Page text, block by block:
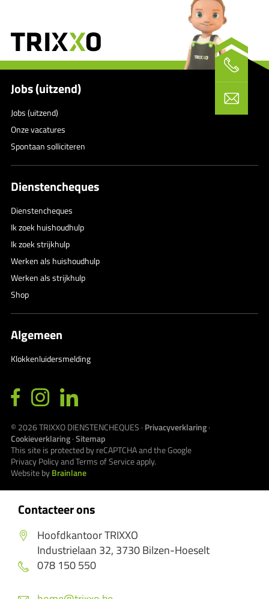
Contacteer ons
Hoofdkantoor TRIXXO
Industrielaan 32, 3730 Bilzen-Hoeselt
078 150 550
Jobs (uitzend)
Jobs (uitzend)
Onze vacatures
Spontaan solliciteren
Dienstencheques
Dienstencheques
Ik zoek huishoudhulp
Ik zoek strijkhulp
Werken als huishoudhulp
Werken als strijkhulp
Shop
Algemeen
Klokkenluidersmelding
© 2026TRIXXO DIENSTENCHEQUES · Privacyverklaring·
Cookieverklaring·Sitemap
This site is protected by reCAPTCHA and the Google
Privacy PolicyandTerms of Serviceapply.
Website byBrainlane